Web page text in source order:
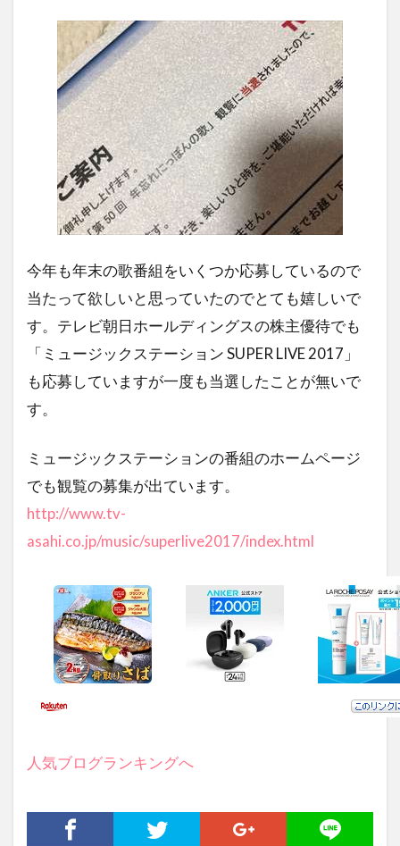
今年も年末の歌番組をいくつか応募しているので
当たって欲しいと思っていたのでとても嬉しいで
す。テレビ朝日ホールディングスの株主優待でも
「ミュージックステーション SUPER LIVE 2017」
も応募していますが一度も当選したことが無いで
す。
ミュージックステーションの番組のホームページ
でも観覧の募集が出ています。
http://www.tv-
asahi.co.jp/music/superlive2017/index.html
人気ブログランキングへ